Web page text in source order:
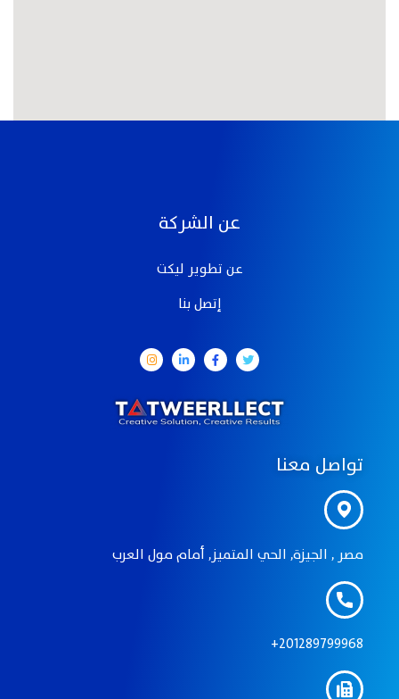
عن الشركة
عن تطوير ليكت
إتصل بنا
تواصل معنا
مصر , الجيزة, الحي المتميز, أمام مول العرب
201289799968+